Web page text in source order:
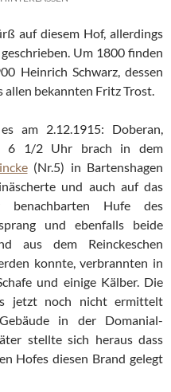
auf diesem Hof, allerdings
Um 1800 finden
Heinrich Schwarz, dessen
bekannten Fritz Trost.
am 2.12.1915: Doberan,
6 1/2 Uhr brach in dem
(Nr.5) in Bartenshagen
und auch auf das
benachbarten Hufe des
und ebenfalls beide
aus dem Reinckeschen
konnte, verbrannten in
und einige Kälber. Die
jetzt noch nicht ermittelt
in der Domanial-
stellte sich heraus dass
Hofes diesen Brand gelegt